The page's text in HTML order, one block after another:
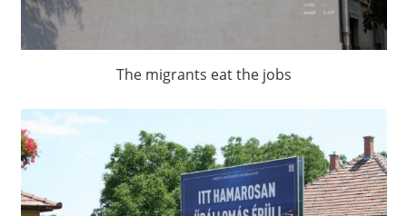
The migrants eat the jobs